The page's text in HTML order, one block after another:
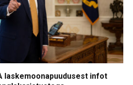
laskemoonapuudusest infot